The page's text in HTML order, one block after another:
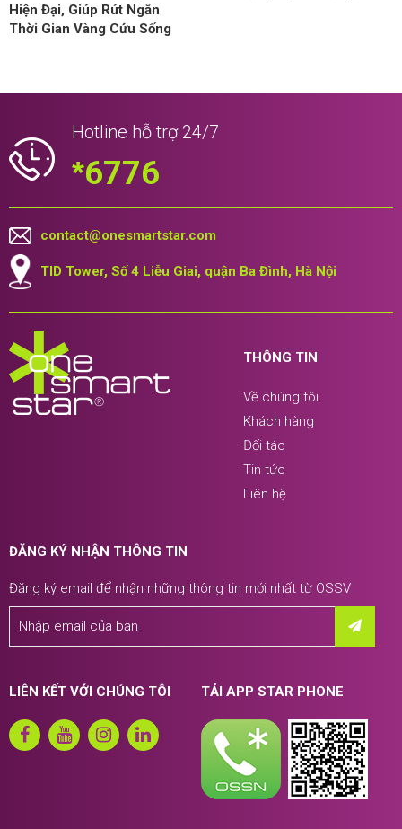
Hiện Đại, Giúp Rút Ngắn
Thời Gian Vàng Cứu Sống
Hotline hỗ trợ 24/7
*6776
contact@onesmartstar.com
TID Tower, Số 4 Liễu Giai, quận Ba Đình, Hà Nội
THÔNG TIN
Về chúng tôi
Khách hàng
Đối tác
Tin tức
Liên hệ
ĐĂNG KÝ NHẬN THÔNG TIN
Đăng ký email để nhận những thông tin mới nhất từ OSSV
LIÊN KẾT VỚI CHÚNG TÔI TẢI APP STAR PHONE